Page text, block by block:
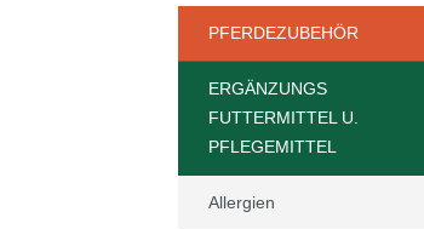
PFERDEZUBEHÖR
ERGÄNZUNGS
FUTTERMITTEL U.
PFLEGEMITTEL
Allergien